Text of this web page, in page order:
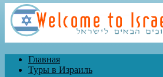
Главная
Туры в Израиль